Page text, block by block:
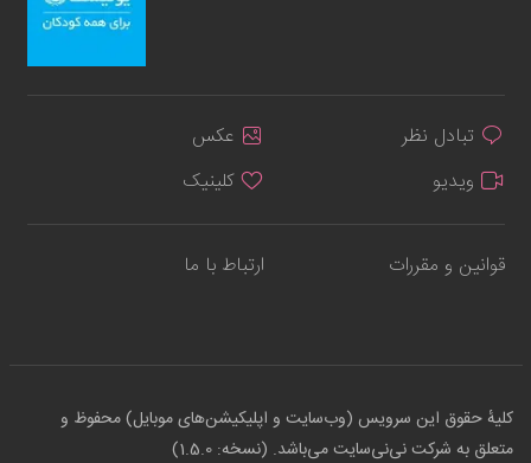
تبادل نظر
عکس
ویدیو
کلینیک
قوانین و مقررات ارتباط با ما
کلیهٔ حقوق این سرویس (وب‌سایت و اپلیکیشن‌های موبایل) محفوظ و
متعلق به شرکت نی‌نی‌سایت می‌باشد. (نسخه: 1.5.0)